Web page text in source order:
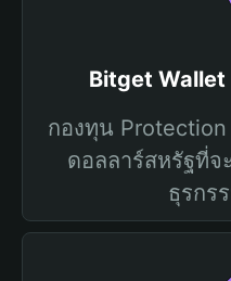
Bitget Wallet
กองทุน
ดอลลาร์สหรัฐที่
ธุรกร